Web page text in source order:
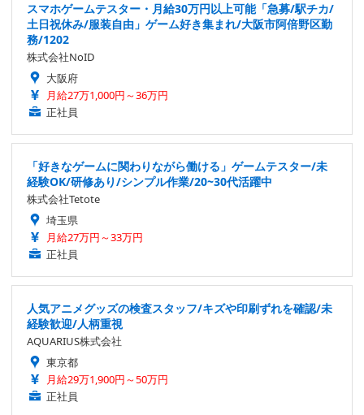
スマホゲームテスター・月給30万円以上可能「急募/駅チカ/
土日祝休み/服装自由」ゲーム好き集まれ/大阪市阿倍野区勤
務/1202
株式会社NoID
大阪府
月給27万1,000円～36万円
正社員
「好きなゲームに関わりながら働ける」ゲームテスター/未
経験OK/研修あり/シンプル作業/20~30代活躍中
株式会社Tetote
埼玉県
月給27万円～33万円
正社員
人気アニメグッズの検査スタッフ/キズや印刷ずれを確認/未
経験歓迎/人柄重視
AQUARIUS株式会社
東京都
月給29万1,900円～50万円
正社員